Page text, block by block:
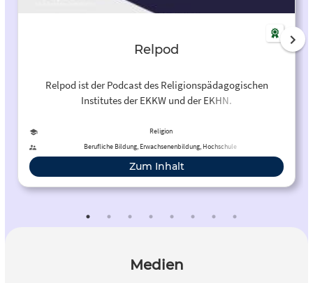
Relpod
Relpod ist der Podcast des Religionspädagogischen
Institutes der EKKW und der EKHN.
Religion
Berufliche Bildung, Erwachsenenbildung, Hochschule
Zum Inhalt
Medien